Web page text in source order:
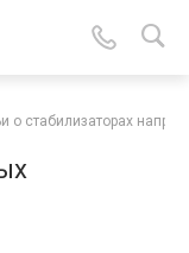
о стабилизаторах